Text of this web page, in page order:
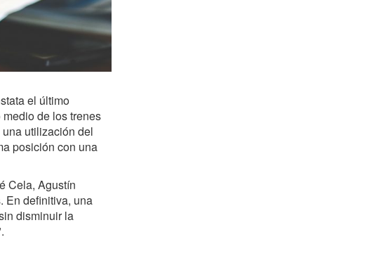
el último
de los trenes
utilización del
posición con una
Cela, Agustín
En definitiva, una
disminuir la